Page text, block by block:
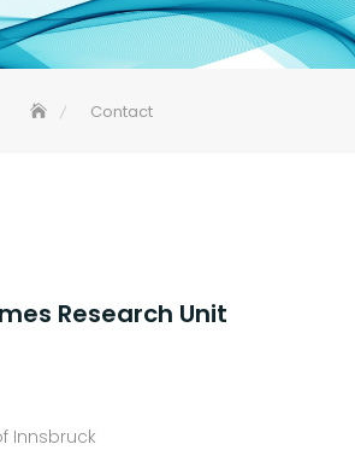
Contact
Research Unit
Innsbruck